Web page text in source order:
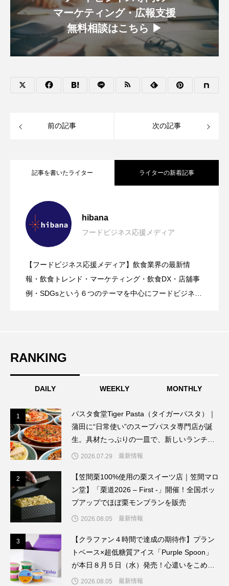
マーケティング・広報支援
無料相談はこちら ▶︎
前の記事 次の記事
記事を書いたライター ライターの新着記事
hibana
フードビジネス応援メディア
【フードビジネス応援メディア】飲食業界の最新情
報・飲食トレンド・マーケティング・飲食DX・店舖事
例・SDGsという６つのテーマを中心にフードビジネ
2026.08.06
グルメが人気上昇
2026.08.05
ラントベース×超低糖質アイス「Purple
グ・ギフト誕生
2026.08.05 【笠間栗100%使用の栗スイーツ店｜笠間
RANKING
DAILY WEEKLY MONTHLY
1
パスタ食堂Tiger Pasta（タイガーパスタ）｜
蒲田に“日常使い”のスープパスタ専門店が誕
生。具材たっぷりの一皿で、新しいランチ文
化を提案
2026.07.29 最新情報
2
【笠間栗100%使用の栗スイーツ店｜笠間マロ
ン堂】「栗道2026 – First -」開催！全国ポッ
プアップでほぼ栗モンブランを販売
2026.08.05 最新情報
3
【クラファン４時間で達成の期待作】プラン
トベース×超低糖質アイス「Purple Spoon」
が本日８月５日（水）発売！心遣いをこめた
新時代のウェルビーイング・ギフト誕生
2026.08.05 最新情報